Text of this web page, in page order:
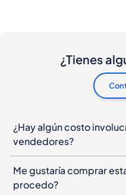
¿Tienes
¿Hay algún costo
vendedores?
Me gustaría comprar
procedo?